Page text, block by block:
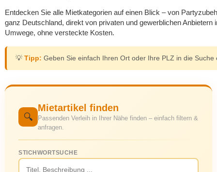
Entdecken Sie alle Mietkategorien auf einen Blick – von
ganz Deutschland, direkt von privaten und gewerblichen
Umwege, ohne versteckte Kosten.
💡 Tipp: Geben Sie einfach Ihren Ort oder Ihre PLZ in die
🔍
Mietartikel finden
Passenden Verleih in Ihrer Nähe finden – einfach filtern &
anfragen.
STICHWORTSUCHE